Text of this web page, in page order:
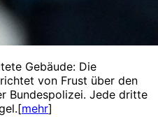
Gebäude: Die
von Frust über den
Bundespolizei. Jede dritte
mehr]